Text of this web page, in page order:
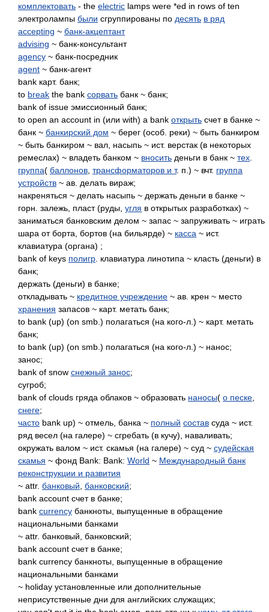
комплектовать - the electric lamps were *ed in rows of ten
электролампы были сгруппированы по десять в ряд
accepting ~ банк-акцептант
advising ~ банк-консультант
agency ~ банк-посредник
agent ~ банк-агент
bank карт. банк;
to break the bank сорвать банк ~ банк;
bank of issue эмиссионный банк;
to open an account in (или with) a bank открыть счет в банке ~
банк ~ банкирский дом ~ берег (особ. реки) ~ быть банкиром
~ быть банкиром ~ вал, насыпь ~ ист. верстак (в некоторых
ремеслах) ~ владеть банком ~ вносить деньги в банк ~ тех
группа( баллонов трансформаторов и т. п.) ~ вчт. группа
устройств ~ ав. делать вираж;
накреняться ~ делать насыпь ~ держать деньги в банке ~
горн. залежь, пласт (руды, угля в открытых разработках) ~
заниматься банковским делом ~ запас ~ запруживать ~ играть
шара от борта, бортов (на бильярде) ~ касса ~ ист.
клавиатура (органа) ;
bank of keys полигр . клавиатура линотипа ~ класть (деньги) в
банк;
держать (деньги) в банке;
откладывать ~ кредитное учреждение ~ ав. крен ~ место
хранения запасов ~ карт. метать банк;
to bank (up) (on smb.) полагаться (на кого-л.) ~ карт. метать
банк;
to bank (up) (on smb.) полагаться (на кого-л.) ~ нанос;
занос;
bank of snow снежный занос;
сугроб;
bank of clouds гряда облаков ~ образовать наносы( о песке
снеге;
часто bank up) ~ отмель, банка ~ полный состав суда ~ ист.
ряд весел (на галере) ~ сгребать (в кучу), наваливать;
окружать валом ~ ист. скамья (на галере) ~ суд ~ судейская
скамья ~ фонд Bank: Bank: World ~ Международный банк
реконструкции и развития
~ attr. банковый банковский;
bank account счет в банке;
bank currency банкноты, выпущенные в обращение
национальными банками
~ attr. банковый, банковский;
bank account счет в банке;
bank currency банкноты, выпущенные в обращение
национальными банками
~ holiday установленные или дополнительные
неприсутственные дни для английских служащих;